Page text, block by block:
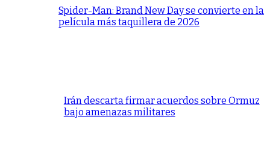
Spider-Man: Brand New Day se convierte en la
película más taquillera de 2026
Irán descarta firmar acuerdos sobre Ormuz
bajo amenazas militares